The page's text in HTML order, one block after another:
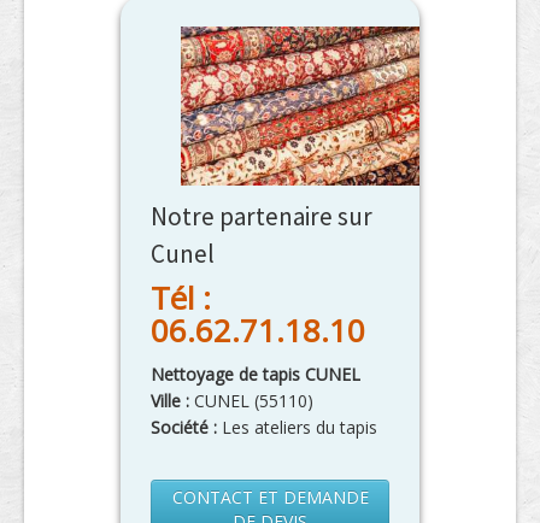
Notre partenaire sur
Cunel
Tél :
06.62.71.18.10
Nettoyage de tapis CUNEL
Ville : CUNEL (55110)
Société : Les ateliers du tapis
CONTACT ET DEMANDE